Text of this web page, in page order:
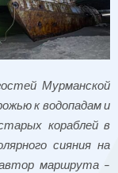
Мурманской
к водопадам и
кораблей в
сияния на
автор маршрута –